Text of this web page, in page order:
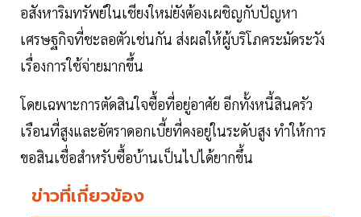
อสังหาริมทรัพย์ในเชียงใหม่ยังต้องเผชิญกับปัญหา
เศรษฐกิจที่ชะลอตัวเช่นกัน ส่งผลให้ผู้บริโภคระมัดระวัง
เรื่องการใช้จ่ายมากขึ้น
โดยเฉพาะการตัดสินใจซื้อที่อยู่อาศัย อีกทั้งหนี้สินครัว
เรือนที่สูงและอัตราดอกเบี้ยที่คงอยู่ในระดับสูง ทำให้การ
ขอสินเชื่อสำหรับซื้อบ้านเป็นไปได้ยากขึ้น
ข่าวที่เกี่ยวข้อง